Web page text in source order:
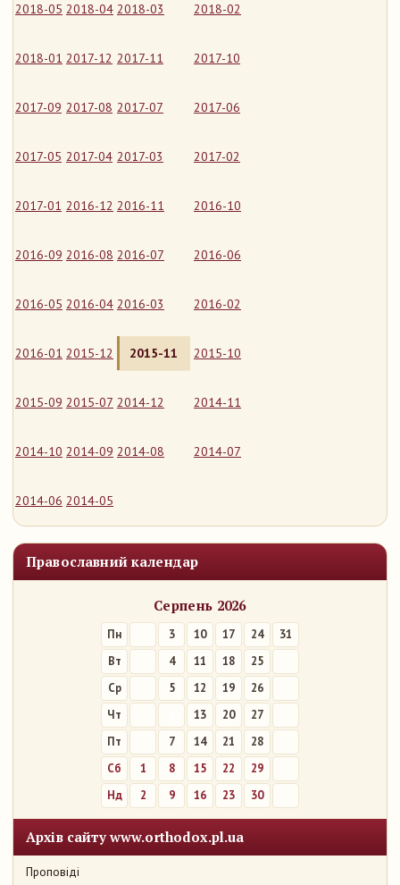
2018-05 2018-04 2018-03 2018-02
2018-01 2017-12 2017-11 2017-10
2017-09 2017-08 2017-07 2017-06
2017-05 2017-04 2017-03 2017-02
2017-01 2016-12 2016-11 2016-10
2016-09 2016-08 2016-07 2016-06
2016-05 2016-04 2016-03 2016-02
2016-01 2015-12 2015-11 2015-10
2015-09 2015-07 2014-12 2014-11
2014-10 2014-09 2014-08 2014-07
2014-06 2014-05
Православний календар
Серпень 2026
Пн 3 10 17 24
31
Вт
4 11 18
25
Ср
5 12 19
26
Чт
13 20
27
Пт
7 14 21
28
Сб
1 8 15 22
29
Нд
2 9 16 23 30
Архів сайту www.orthodox.pl.ua
Проповіді